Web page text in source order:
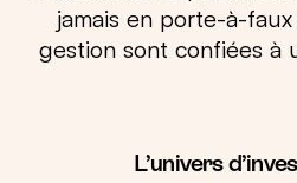
jamais en porte-à-
gestion sont confiées à
L’univers